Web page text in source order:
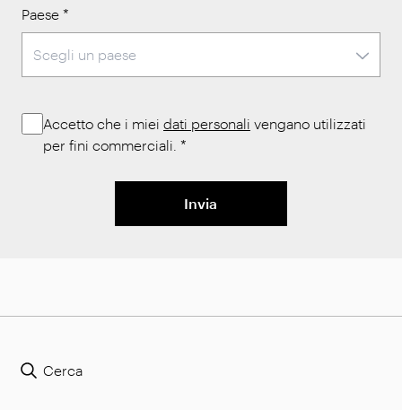
Paese *
Accetto che i miei dati personali vengano utilizzati
per fini commerciali. *
Invia
Cerca